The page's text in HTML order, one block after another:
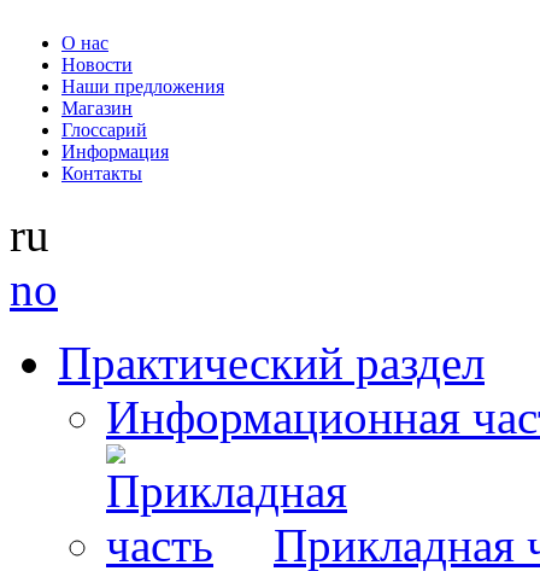
О нас
Новости
Наши предложения
Магазин
Глоссарий
Информация
Контакты
ru
no
Практический раздел
Информационная
Прикладная